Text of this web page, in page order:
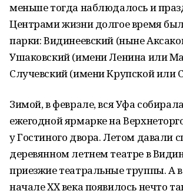
меньше тогда наблюдалось и
Центрами жизни долгое время
парки: Видинеевский (ныне
Ушаковский (имени Ленина или
Случевский (имени Крупской или
Зимой, в феврале, вся Уфа
ежегодной ярмарке на
у Гостиного двора. Летом давали
деревянном летнем театре в
приезжие театральные труппы. А
начале ХХ века появилось нечто